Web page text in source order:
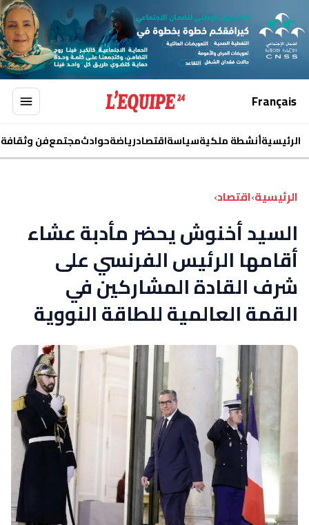
Français
الرئيسيةأنشطة ملكيةسياسةاقتصادرياضةحوادثمجتمعفن وثقافة
الرئيسية›اقتصاد›
السيد أخنوش يحضر مأدبة عشاء
أقامها الرئيس الفرنسي على
شرف القادة المشاركين في
القمة العالمية للطاقة النووية